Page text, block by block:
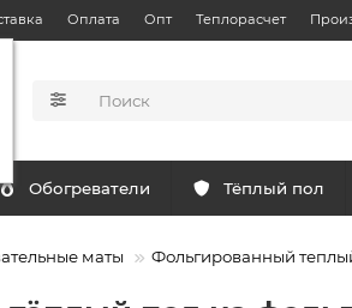
Оплата Опт Теплорасчет
Обогреватели Тёплый пол
маты Фольгированный